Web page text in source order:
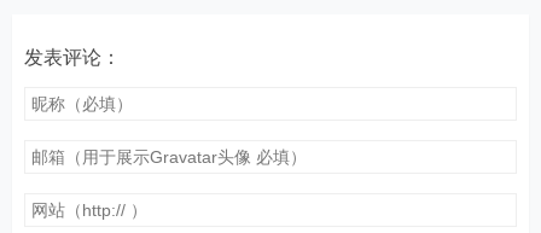
发表评论：